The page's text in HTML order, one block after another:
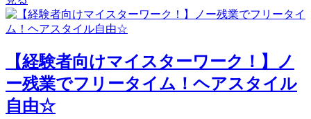
【経験者向けマイスターワーク！】ノ
ー残業でフリータイム！ヘアスタイル
自由☆